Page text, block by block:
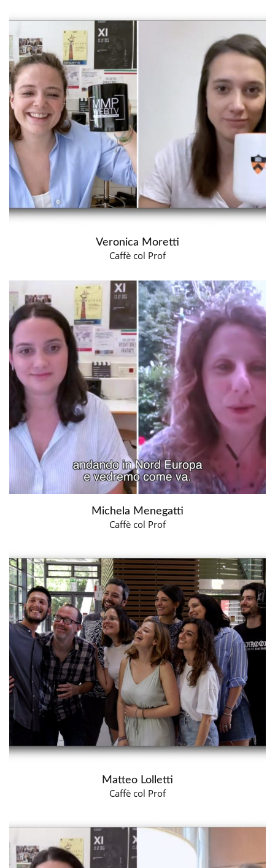
Veronica Moretti
Caffè col Prof
Michela Menegatti
Caffè col Prof
Matteo Lolletti
Caffè col Prof